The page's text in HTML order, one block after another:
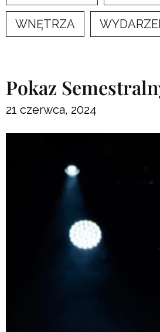
WNĘTRZA
Pokaz
21 czerwca, 2024